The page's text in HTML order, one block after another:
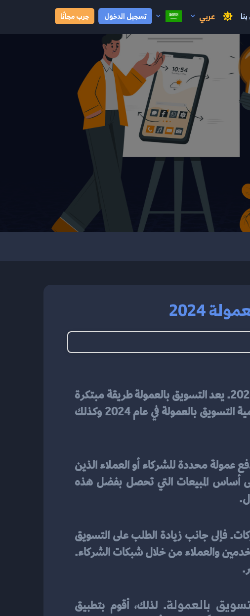
عربي تسجيل الدخول جرب مجانًا
2024
بالعمولة